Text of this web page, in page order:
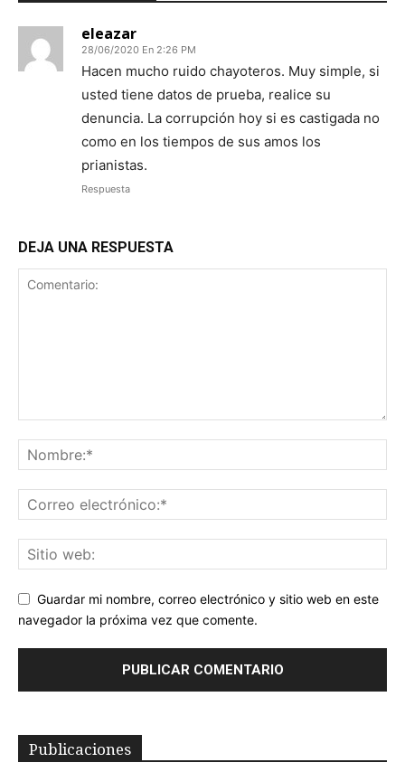
eleazar
28/06/2020 En 2:26 PM
Hacen mucho ruido chayoteros. Muy simple, si
usted tiene datos de prueba, realice su
denuncia. La corrupción hoy si es castigada no
como en los tiempos de sus amos los
prianistas.
Respuesta
DEJA UNA RESPUESTA
Guardar mi nombre, correo electrónico y sitio web en este
navegador la próxima vez que comente.
Publicaciones